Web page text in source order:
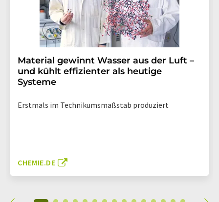
Material gewinnt Wasser aus der Luft –
und kühlt effizienter als heutige
Systeme
Erstmals im Technikumsmaßstab produziert
CHEMIE.DE